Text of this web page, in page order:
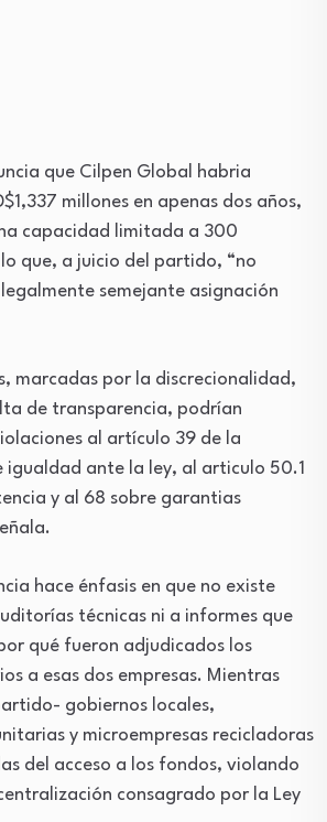
que Cilpen Global habria
millones en apenas dos años,
capacidad limitada a 300
que, a juicio del partido, “no
semejante asignación
marcadas por la discrecionalidad,
de transparencia, podrían
al artículo 39 de la
igualdad ante la ley, al articulo 50.1
y al 68 sobre garantias
hace énfasis en que no existe
técnicas ni a informes que
qué fueron adjudicados los
a esas dos empresas. Mientras
gobiernos locales,
y microempresas recicladoras
del acceso a los fondos, violando
consagrado por la Ley